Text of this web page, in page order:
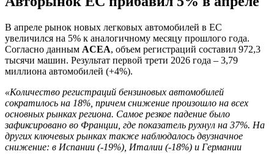
В апреле рынок новых легковых автомобилей в ЕС
увеличился на 5% к аналогичному месяцу прошлого года.
Согласно данным ACEA, объем регистраций составил 972,3
тысячи машин. Результат первой трети 2026 года – 3,79
миллиона автомобилей (+4%).
«Количество регистраций бензиновых автомобилей
сократилось на 18%, причем снижение произошло на всех
основных рынках региона. Самое резкое падение было
зафиксировано во Франции, где показатель рухнул на 37%. На
других ключевых рынках также наблюдалось двузначное
снижение: в Испании (-19%), Италии (-18%) и Германии